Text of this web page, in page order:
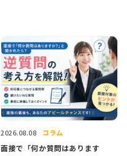
2026.08.08 コラム
面接で「何か質問はあります